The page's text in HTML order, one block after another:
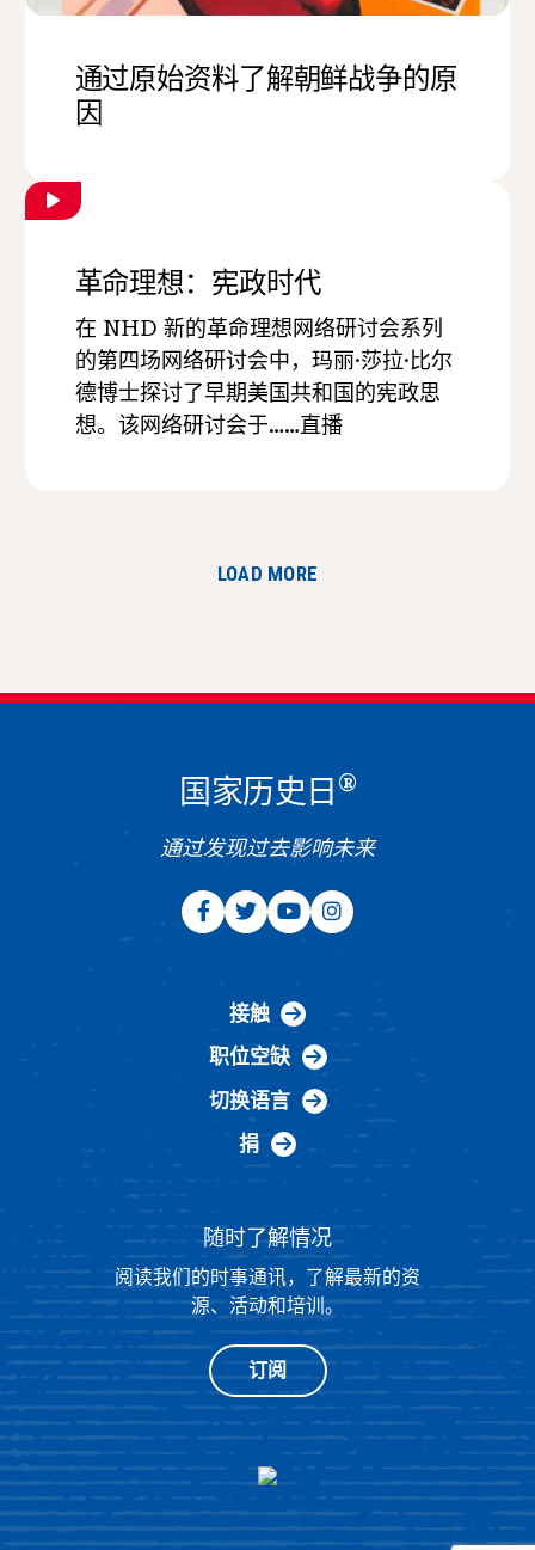
通过原始资料了解朝鲜战争的原
因
革命理想：宪政时代
在 NHD 新的革命理想网络研讨会系列
的第四场网络研讨会中，玛丽·莎拉·比尔
德博士探讨了早期美国共和国的宪政思
想。该网络研讨会于……直播
LOAD MORE
国家历史日 ®
通过发现过去影响未来
接触
职位空缺
切换语言
捐
随时了解情况
阅读我们的时事通讯，了解最新的资
源、活动和培训。
订阅